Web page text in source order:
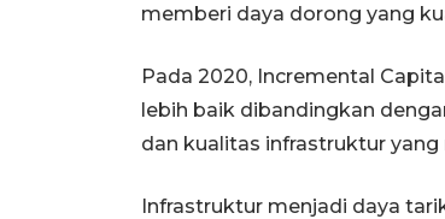
memberi daya dorong yang
Pada 2020, Incremental
lebih baik dibandingkan
dan kualitas infrastruktur
Infrastruktur menjadi daya